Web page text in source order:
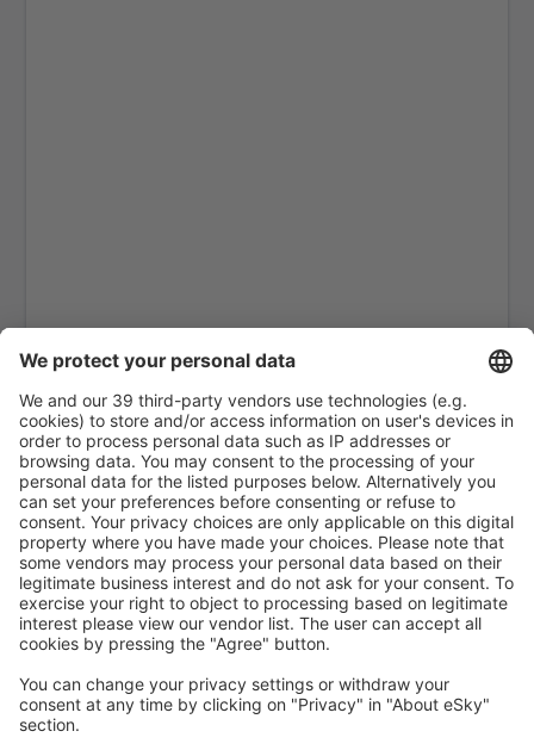
Kos Island Hippocrates (KGS)
Kozani Airport (KZI)
Lemnos Airport (LXS)
Leros Island Airport (LRS)
Thessaloniki Makedonia (SKG)
Milos National Airport (MLO)
Mykonos Airport (JMK)
Mitylena Intl Airport (MJT)